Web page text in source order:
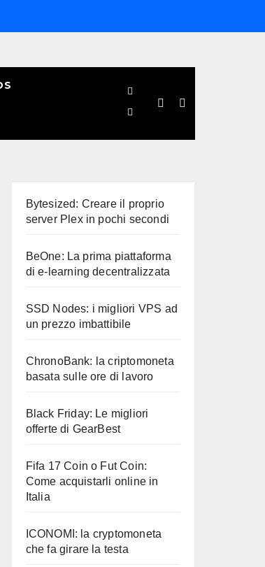
Bytesized: Creare il proprio
server Plex in pochi secondi
BeOne: La prima piattaforma
di e-learning decentralizzata
SSD Nodes: i migliori VPS ad
un prezzo imbattibile
ChronoBank: la criptomoneta
basata sulle ore di lavoro
Black Friday: Le migliori
offerte di GearBest
Fifa 17 Coin o Fut Coin:
Come acquistarli online in
Italia
ICONOMI: la cryptomoneta
che fa girare la testa